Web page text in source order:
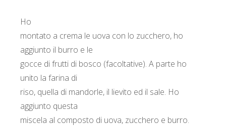
Ho
montato a crema le uova con lo zucchero, ho
aggiunto il burro e le
gocce di frutti di bosco (facoltative). A parte ho
unito la farina di
riso, quella di mandorle, il lievito ed il sale. Ho
aggiunto questa
miscela al composto di uova, zucchero e burro.